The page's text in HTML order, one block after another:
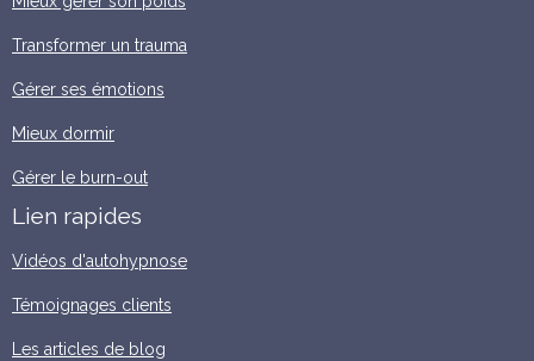
Transformer un trauma
Gérer ses émotions
Mieux dormir
Gérer le burn-out
Lien rapides
Vidéos d'autohypnose
Témoignages clients
Les articles de blog